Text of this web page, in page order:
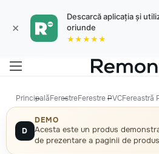
×
Descarcă aplicația și
oriunde
★★★★★
PrincipalăFerestreFerestre PVCFereastră
D
DEMO
Acesta este un produs
de prezentare a paginii de